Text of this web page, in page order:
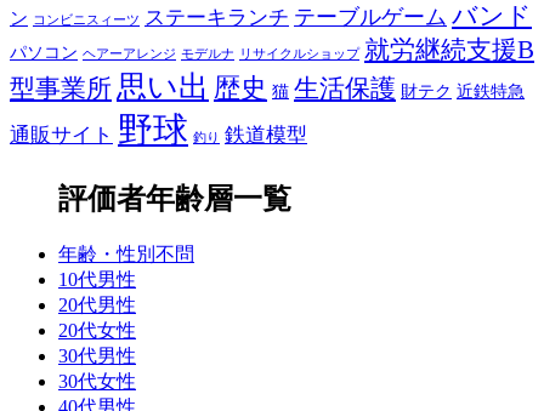
ン
コンビニスィーツ ステーキランチ テーブルゲーム バンド
パソコン ヘアーアレンジ モデルナ リサイクルショップ 就労継続支援B
型事業所 思い出 歴史 猫 生活保護 財テク 近鉄特急
通販サイト 野球 釣り 鉄道模型
評価者年齢層一覧
年齢・性別不問
10代男性
20代男性
20代女性
30代男性
30代女性
40代男性